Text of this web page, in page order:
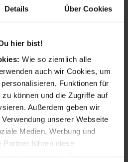
Details Über Cookies
hier bist!
Wie so ziemlich alle
auch wir Cookies, um
Funktionen für
können und die Zugriffe auf
Außerdem geben wir
unserer Webseite
Medien, Werbung und
Partner führen diese
Aktivitäten.
mit einem
können darauf
Sie mühelos um
"inkl. Lieferung", "inkl.
Aufbau" oder "Same-